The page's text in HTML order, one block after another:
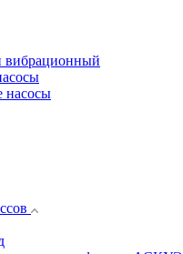
вибрационный
насосы